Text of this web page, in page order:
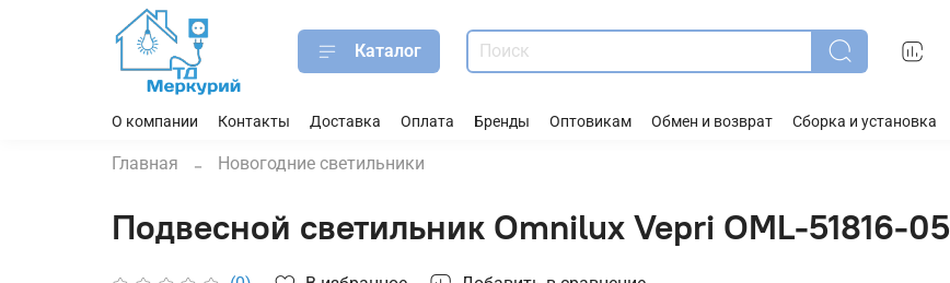
Каталог
О компании Контакты Доставка Оплата Бренды Оптовикам Обмен и возврат Сборка и установка
Главная Новогодние светильники
Подвесной светильник Omnilux Vepri OML-51816-05